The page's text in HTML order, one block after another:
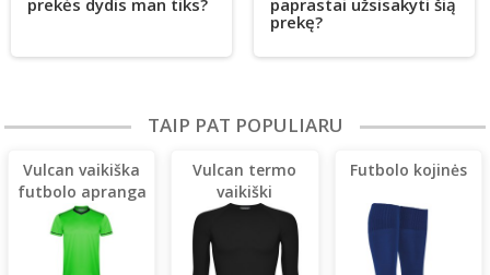
prekę?
TAIP PAT POPULIARU
Vulcan vaikiška
futbolo apranga
+ kojinės
Vulcan termo
vaikiški
marškinėliai
Futbolo kojinės